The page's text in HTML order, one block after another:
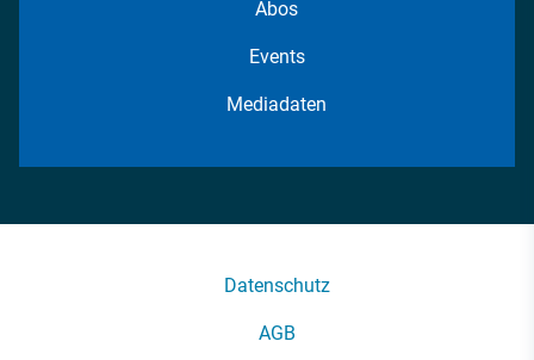
Abos
Events
Mediadaten
Datenschutz
AGB